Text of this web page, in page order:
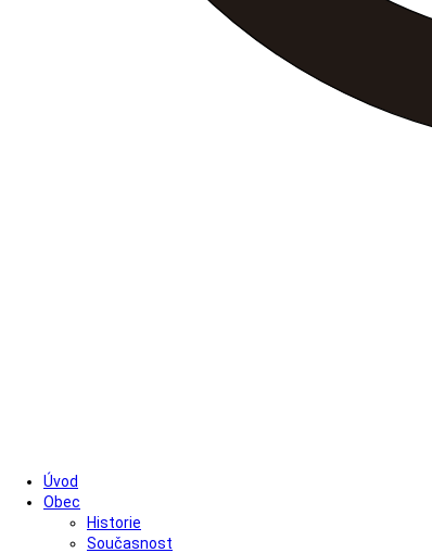
Úvod
Obec
Historie
Současnost